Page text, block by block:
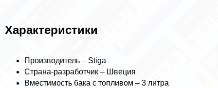
Хаpaктеристики
Производитель – Stiga
Страна-разработчик – Швеция
Вместимость бака с топливом – 3 литра